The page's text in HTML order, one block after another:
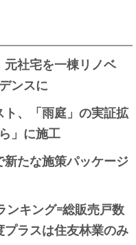
社宅を一棟リノベ
ンスに
、「雨庭」の実証拡
」に施工
たな施策パッケージ
ンキング=総販売戸数
ラスは住友林業のみ